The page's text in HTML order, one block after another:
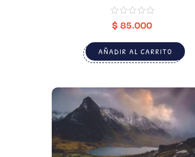
$85.000
AÑADIR AL CARRITO